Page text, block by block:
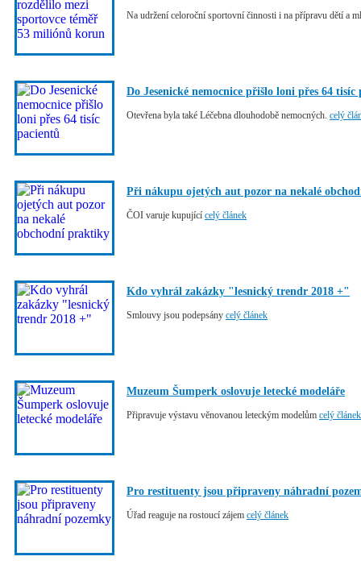
Na udržení celoroční sportovní činnosti i na přípravu dětí a
Do Jesenické nemocnice přišlo loni přes 64 tisíc
Otevřena byla také Léčebna dlouhodobě nemocných. celý
Při nákupu ojetých aut pozor na nekalé
ČOI varuje kupující celý článek
Kdo vyhrál zakázky "lesnický trendr 2018 +"
Smlouvy jsou podepsány celý článek
Muzeum Šumperk oslovuje letecké modeláře
Připravuje výstavu věnovanou leteckým modelům celý článek
Pro restituenty jsou připraveny náhradní
Úřad reaguje na rostoucí zájem celý článek